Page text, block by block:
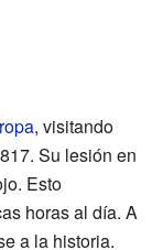
, visitando
Su lesión en
Esto
horas al día. A
a la historia.